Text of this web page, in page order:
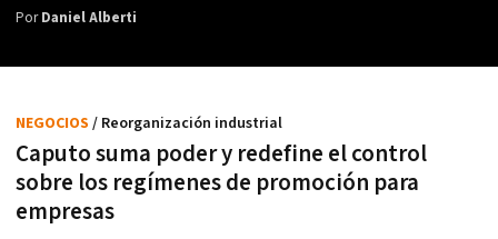
PorDaniel Alberti
Caputo suma poder y redefine el control
sobre los regímenes de promoción para
empresas
NEGOCIOS / Reorganización industrial